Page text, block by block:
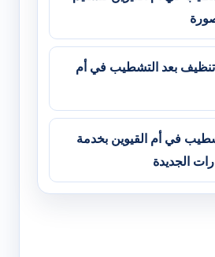
تنظيف بعد التشطيب في أم
في أم القيوين بخدمة
الجديدة